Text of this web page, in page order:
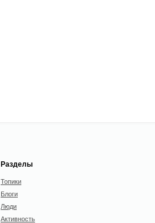
Разделы
Топики
Блоги
Люди
Активность